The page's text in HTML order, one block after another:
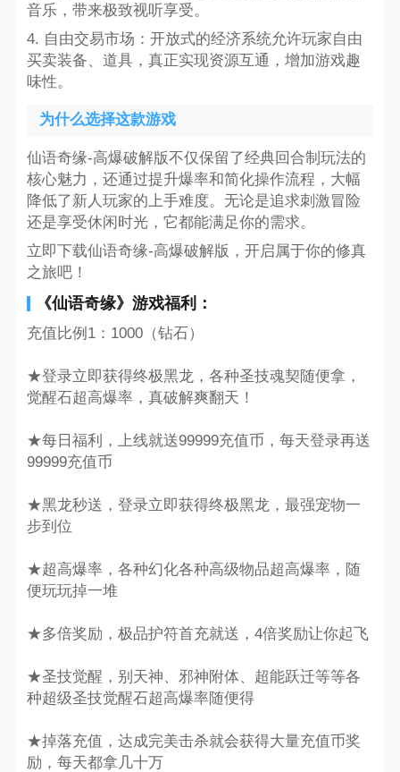
音乐，带来极致视听享受。
4. 自由交易市场：开放式的经济系统允许玩家自由
买卖装备、道具，真正实现资源互通，增加游戏趣
味性。
为什么选择这款游戏
仙语奇缘-高爆破解版不仅保留了经典回合制玩法的
核心魅力，还通过提升爆率和简化操作流程，大幅
降低了新人玩家的上手难度。无论是追求刺激冒险
还是享受休闲时光，它都能满足你的需求。
立即下载仙语奇缘-高爆破解版，开启属于你的修真
之旅吧！
《仙语奇缘》游戏福利：
充值比例1：1000（钻石）
★登录立即获得终极黑龙，各种圣技魂契随便拿，
觉醒石超高爆率，真破解爽翻天！
★每日福利，上线就送99999充值币，每天登录再送
99999充值币
★黑龙秒送，登录立即获得终极黑龙，最强宠物一
步到位
★超高爆率，各种幻化各种高级物品超高爆率，随
便玩玩掉一堆
★多倍奖励，极品护符首充就送，4倍奖励让你起飞
★圣技觉醒，别天神、邪神附体、超能跃迁等等各
种超级圣技觉醒石超高爆率随便得
★掉落充值，达成完美击杀就会获得大量充值币奖
励，每天都拿几十万